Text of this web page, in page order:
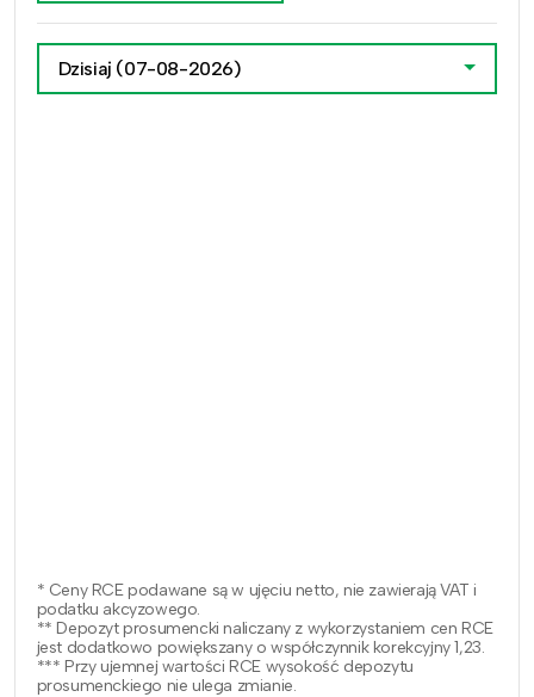
Dzisiaj (07-08-2026)
* Ceny RCE podawane są w ujęciu netto, nie zawierają VAT i
podatku akcyzowego.
** Depozyt prosumencki naliczany z wykorzystaniem cen RCE
jest dodatkowo powiększany o współczynnik korekcyjny 1,23.
*** Przy ujemnej wartości RCE wysokość depozytu
prosumenckiego nie ulega zmianie.